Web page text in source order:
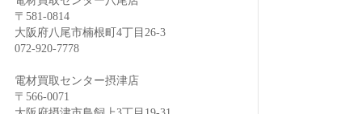
〒581-0814
大阪府八尾市楠根町4丁目26-3
072-920-7778
電材買取センター摂津店
〒566-0071